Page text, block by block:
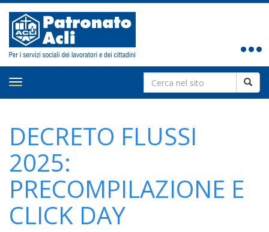
Toggle
Toggle
Search
for:
DECRETO FLUSSI
2025:
PRECOMPILAZIONE E
CLICK DAY